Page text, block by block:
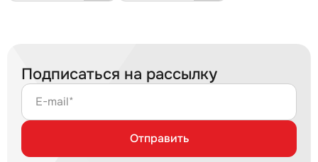
Подписаться на рассылку
E-mail*
Отправить